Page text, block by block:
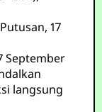
17
September
langsung